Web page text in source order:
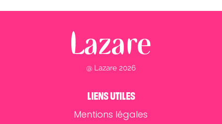
@ Lazare 2026
LIENS UTILES
Mentions légales